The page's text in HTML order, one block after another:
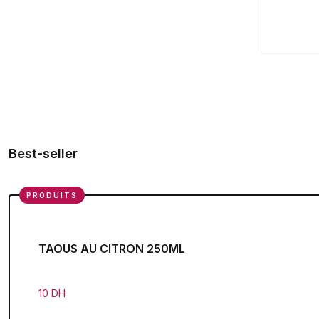
Best-seller
PRODUITS
TAOUS AU CITRON 250ML
10 DH